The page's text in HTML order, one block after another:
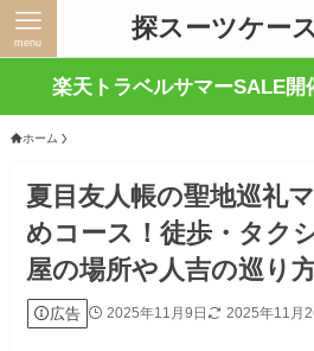
探スーツケー
menu
楽天トラベルサマーSALE開
ホーム
夏目友人帳の聖地巡礼
めコース！徒歩・タク
屋の場所や人吉の巡り
広告 2025年11月9日 2025年11月